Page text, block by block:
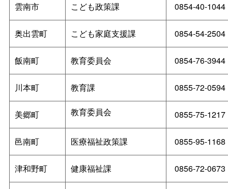
雲南市 こども政策課 0854-40-1044
奥出雲町 こども家庭支援課 0854-54-2504
飯南町 教育委員会 0854-76-3944
川本町 教育課 0855-72-0594
美郷町 教育委員会 0855-75-1217
邑南町 医療福祉政策課 0855-95-1168
津和野町 健康福祉課 0856-72-0673